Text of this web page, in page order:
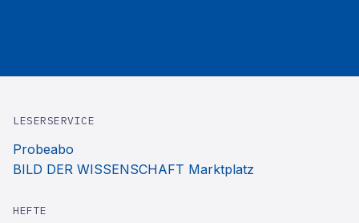
LESERSERVICE
Probeabo
BILD DER WISSENSCHAFT Marktplatz
HEFTE